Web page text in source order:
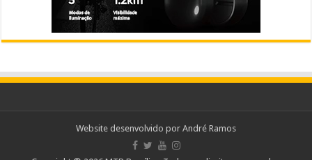
Website desenvolvido por André Ramos